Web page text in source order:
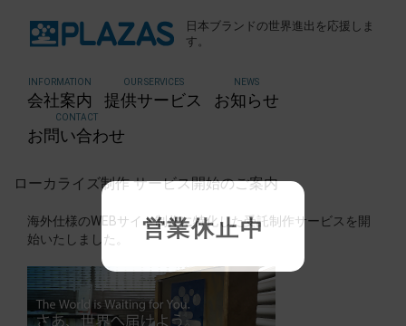
日本ブランドの世界進出を応援しま
す。
INFORMATION
会社案内
OUR SERVICES
提供サービス
NEWS
お知らせ
CONTACT
お問い合わせ
ローカライズ制作 サービス開始のご案内
海外仕様のWEBサイト制作に特化した受託制作サービスを開
始いたしました。
営業休止中